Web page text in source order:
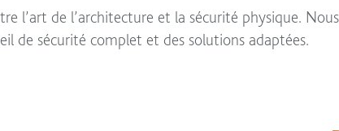
l’art de l’architecture et la sécurité physique.
de sécurité complet et des solutions adaptées.